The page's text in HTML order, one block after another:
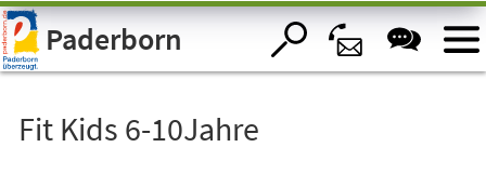
Visuelle
Assistenzsoftware
öffnen.Paderborn
Fit Kids 6-10Jahre